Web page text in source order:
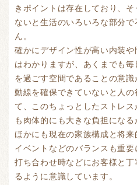
きポイントは存在しており、
ないと生活のいろいろな部分
ん。
確かにデザイン性が高い内装
はわかりますが、あくまでも
を過ごす空間であることの意識
動線を確保できていないと人の
て、このちょっとしたストレ
も肉体的にも大きな負担になる
ほかにも現在の家族構成と将
イベントなどのバランスも重
打ち合わせ時などにお客様と
るように意識しています。